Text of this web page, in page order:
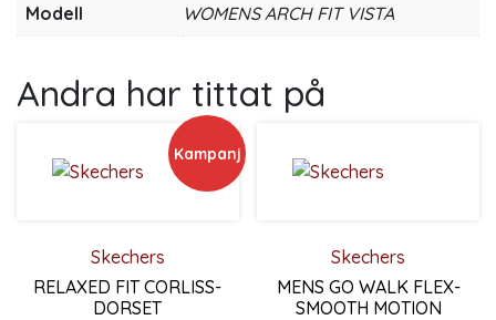
Modell WOMENS ARCH FIT VISTA
Andra har tittat på
Kampanj
Skechers
RELAXED FIT CORLISS-
DORSET
Skechers
MENS GO WALK FLEX-
SMOOTH MOTION